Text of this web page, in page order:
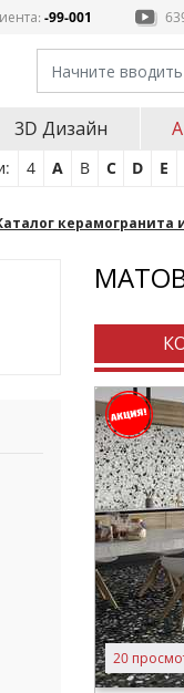
-99-001
3D Дизайн
4 A B C D E
керамогранита
20